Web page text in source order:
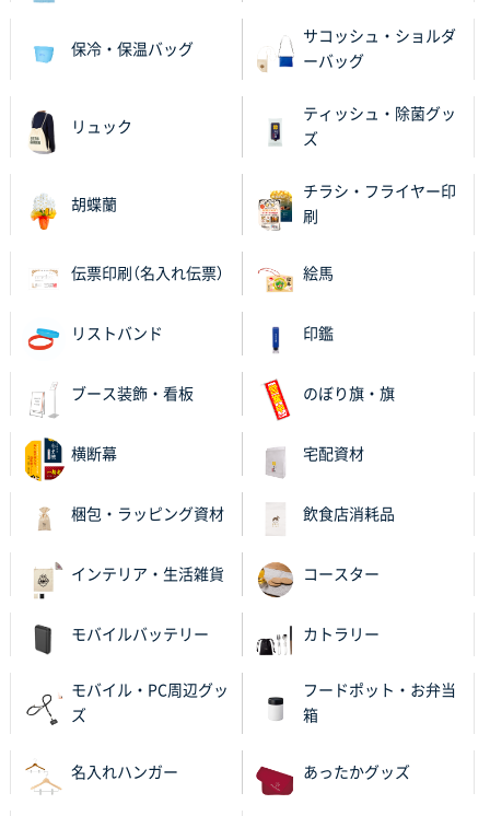
ワンポイント箔押し紙袋 Sサイズ(A5対応)
営業ご担当者さまより、ご丁寧なサポートをいただ
き、他のネット印刷サービスよりも安心して購入まで
大阪府V社様
【ポリ袋】特別ご注文ページ 3000枚
昨年利用した時に、納期と金額面でかなり業者さんを
比較して決めさせていただきました。 昨年注文分も、
納期がギリギリだったにも関わらず、丁寧に対応して
対応を頂いており助かっております。
レギュラーのぼり（W600mm×H1800mm）
紹介されたから
大分県Y社様
不織布スクエアトート(A4サイズ)
岡山県K社様
ワンポイントポリ袋 A4サイズ
サイトが見やすい
保冷・保温バッグ
サコッシュ・ショルダ
ーバッグ
リュック
ティッシュ・除菌グッ
ズ
胡蝶蘭
チラシ・フライヤー印
刷
伝票印刷（名入れ伝票） 絵馬
リストバンド 印鑑
ブース装飾・看板 のぼり旗・旗
横断幕 宅配資材
梱包・ラッピング資材 飲食店消耗品
インテリア・生活雑貨 コースター
モバイルバッテリー カトラリー
モバイル・PC周辺グッ
ズ
フードポット・お弁当
箱
名入れハンガー あったかグッズ